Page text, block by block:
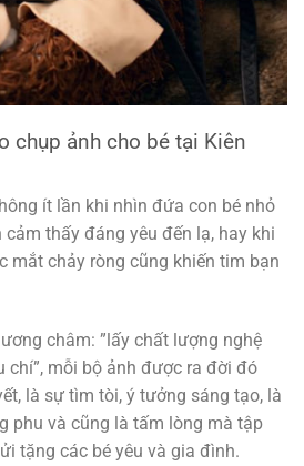
chụp ảnh cho bé tại Kiên
ít lần khi nhìn đứa con bé nhỏ
cảm thấy đáng yêu đến lạ, hay khi
mắt chảy ròng cũng khiến tim bạn
châm: ”lấy chất lượng nghệ
chí”, mỗi bộ ảnh được ra đời đó
là sự tìm tòi, ý tưởng sáng tạo, là
phu và cũng là tấm lòng mà tập
tặng các bé yêu và gia đình.